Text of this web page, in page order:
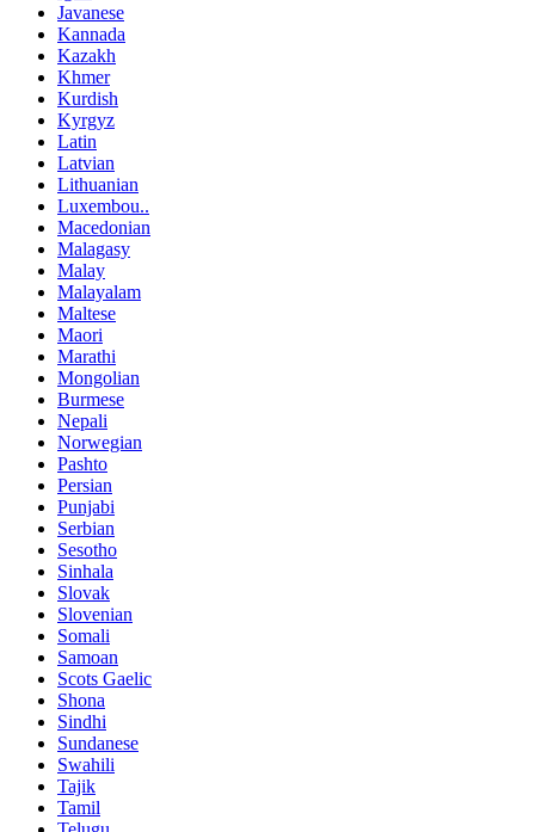
Javanese
Kannada
Kazakh
Khmer
Kurdish
Kyrgyz
Latin
Latvian
Lithuanian
Luxembou..
Macedonian
Malagasy
Malay
Malayalam
Maltese
Maori
Marathi
Mongolian
Burmese
Nepali
Norwegian
Pashto
Persian
Punjabi
Serbian
Sesotho
Sinhala
Slovak
Slovenian
Somali
Samoan
Scots Gaelic
Shona
Sindhi
Sundanese
Swahili
Tajik
Tamil